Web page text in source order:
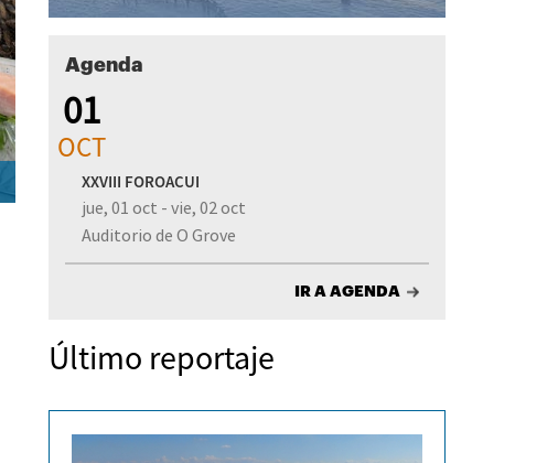
Agenda
01
OCT
XXVIII FOROACUI
jue, 01 oct - vie, 02 oct
Auditorio de O Grove
IR A AGENDA
Último reportaje